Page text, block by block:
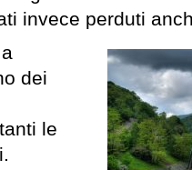
invece perduti
dei
le